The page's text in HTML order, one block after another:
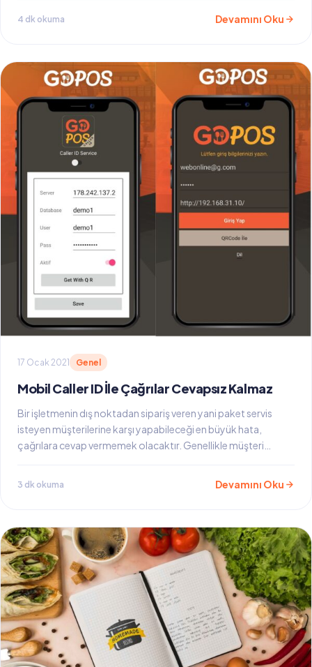
4 dk okuma Devamını Oku
17 Ocak 2021 Genel
Mobil Caller ID İle Çağrılar Cevapsız Kalmaz
Bir işletmenin dış noktadan sipariş veren yani paket servis
isteyen müşterilerine karşı yapabileceği en büyük hata,
çağrılara cevap vermemek olacaktır. Genellikle müşteri…
3 dk okuma Devamını Oku